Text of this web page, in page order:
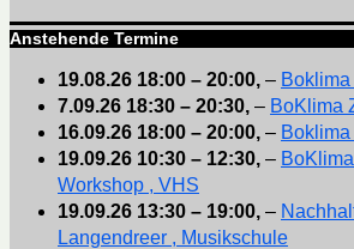
Anstehende Termine
19.08.26 18:00 – 20:00, –
7.09.26 18:30 – 20:30, – BoKlima
16.09.26 18:00 – 20:00, –
19.09.26 10:30 – 12:30, –
Workshop , VHS
19.09.26 13:30 – 19:00, –
Langendreer , Musikschule